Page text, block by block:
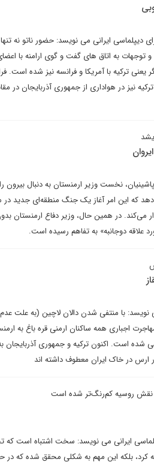
دیپلماسی ایرانی می نویسد: حضور ناتو نه
و توجهات به اتاق های گفت و گوی ارامنه با
یعنی ترکیه با آمریکا و فرانسه نیز شده
نیز در هواداری از جمهوری آذربایجان در
نخست وزیر ارمنستان به دنبال بیرون
که این امر آغاز یک جنگ منطقه‌ای جدید در
می‌کند. در همین حال، وزیر دفاع ارمنستان
علاقه دوجانبه» به تفاهم رسیده است.
نویسد: با منتفی شدن دالان لاچین (به علت
اجباری همه ساکنان ارمنی قره باغ به
شده است. اکنون ترکیه و جمهوری آذربایجان
در خاک ایران معطوف داشته اند
نقش روسیه کم‌رنگ‌تر شده است
ایرانی می نویسد: سخت اشتباه است که
کرد، بلکه این مهم به شکلی محقق شده که در